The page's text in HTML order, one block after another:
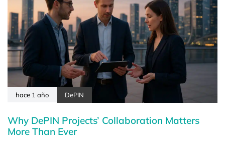
hace 1 año DePIN
Why DePIN Projects’ Collaboration Matters
More Than Ever